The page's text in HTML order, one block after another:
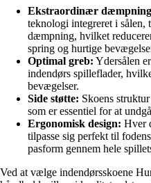
Ekstraordinær
teknologi integreret i sålen,
dæmpning, hvilket
spring og hurtige
Optimal greb: Ydersålen
indendørs spilleflader,
bevægelser.
Side støtte: Skoens
som er essentiel for at
Ergonomisk design: Hver
tilpasse sig perfekt til
pasform gennem hele
Ved at vælge indendørsskoene